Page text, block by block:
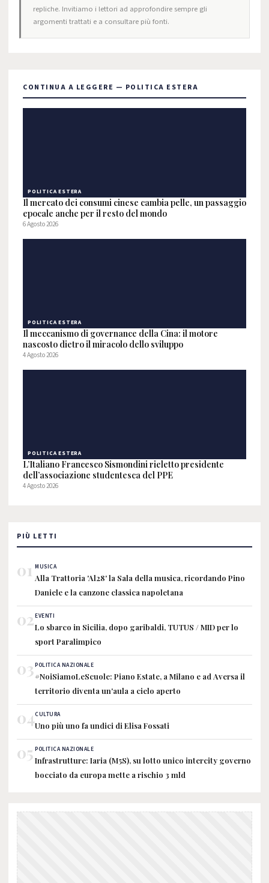
repliche. Invitiamo i lettori ad approfondire sempre gli
argomenti trattati e a consultare più fonti.
CONTINUA A LEGGERE — POLITICA ESTERA
POLITICA ESTERA
Il mercato dei consumi cinese cambia pelle, un passaggio
epocale anche per il resto del mondo
6 Agosto 2026
POLITICA ESTERA
Il meccanismo di governance della Cina: il motore
nascosto dietro il miracolo dello sviluppo
4 Agosto 2026
POLITICA ESTERA
L’Italiano Francesco Sismondini rieletto presidente
dell’associazione studentesca del PPE
4 Agosto 2026
PIÙ LETTI
01 MUSICA
Alla Trattoria 'Al28' la Sala della musica, ricordando Pino
Daniele e la canzone classica napoletana
02EVENTI
Lo sbarco in Sicilia, dopo garibaldi, TUTUS / MID per lo
sport Paralimpico
03POLITICA NAZIONALE
#NoiSiamoLeScuole: Piano Estate, a Milano e ad Aversa il
territorio diventa un'aula a cielo aperto
04CULTURA
Uno più uno fa undici di Elisa Fossati
05 POLITICA NAZIONALE
Infrastrutture: Iaria (M5S), su lotto unico intercity governo
bocciato da europa mette a rischio 3 mld